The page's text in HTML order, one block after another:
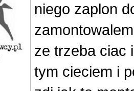
niego zaplon
ze trzeba ciac
tym cieciem i